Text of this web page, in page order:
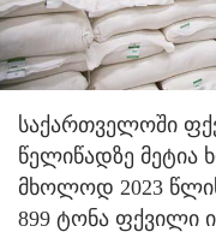
საქართველოში
წელიწადზე მეტია
მხოლოდ 2023 წლის
899 ტონა ფქვილი